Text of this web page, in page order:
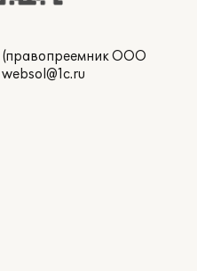
(правопреемник ООО
websol@1c.ru